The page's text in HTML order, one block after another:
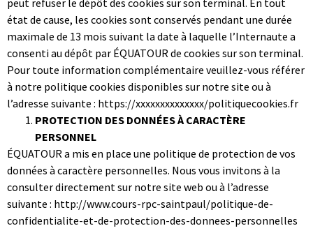
peut refuser le dépôt des cookies sur son terminal. En tout
état de cause, les cookies sont conservés pendant une durée
maximale de 13 mois suivant la date à laquelle l’Internaute a
consenti au dépôt par ÉQUATOUR de cookies sur son terminal.
Pour toute information complémentaire veuillez-vous référer
à notre politique cookies disponibles sur notre site ou à
l’adresse suivante : https://xxxxxxxxxxxxxx/politiquecookies.fr
PROTECTION DES DONNÉES À CARACTÈRE
PERSONNEL
ÉQUATOUR a mis en place une politique de protection de vos
données à caractère personnelles. Nous vous invitons à la
consulter directement sur notre site web ou à l’adresse
suivante : http://www.cours-rpc-saintpaul/politique-de-
confidentialite-et-de-protection-des-donnees-personnelles